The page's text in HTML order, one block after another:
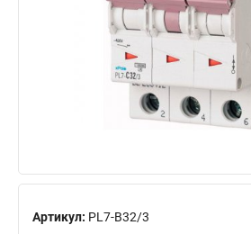
Артикул: PL7-B32/3